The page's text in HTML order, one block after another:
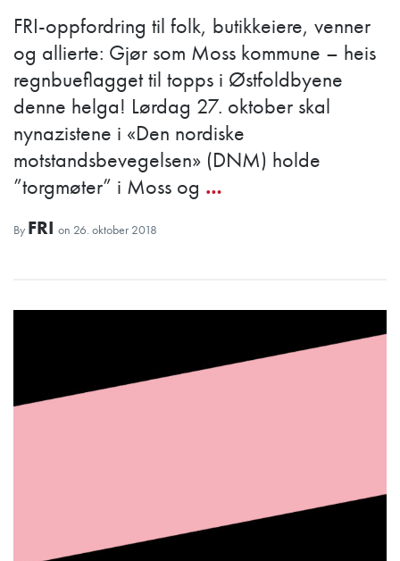
FRI-oppfordring til folk, butikkeiere, venner
og allierte: Gjør som Moss kommune – heis
regnbueflagget til topps i Østfoldbyene
denne helga! Lørdag 27. oktober skal
nynazistene i «Den nordiske
motstandsbevegelsen» (DNM) holde
”torgmøter” i Moss og …
By FRI on 26. oktober 2018